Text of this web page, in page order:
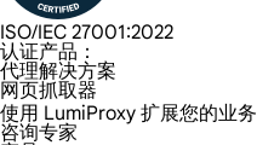
ISO/IEC 27001:2022
认证产品：
代理解决方案
网页抓取器
使用 LumiProxy 扩展您的业务
咨询专家